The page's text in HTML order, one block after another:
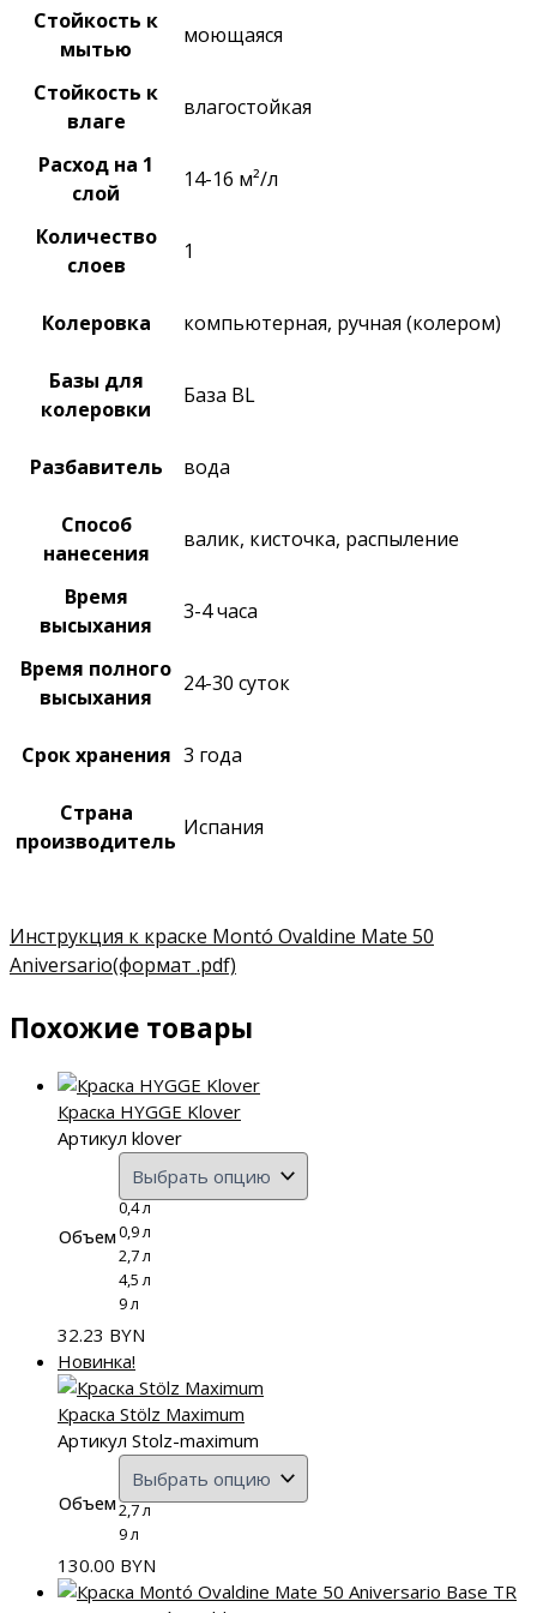
Стойкость к
мытью
моющаяся
Стойкость к
влаге
влагостойкая
Расход на 1
слой
14-16 м²/л
Количество
слоев
1
Колеровка компьютерная, ручная (колером)
Базы для
колеровки
База BL
Разбавитель вода
Способ
нанесения
валик, кисточка, распыление
Время
высыхания
3-4 часа
Время полного
высыхания
24-30 суток
Срок хранения 3 года
Страна
производитель
Испания
Инструкция к краске Montó Ovaldine Mate 50
Aniversario(формат .pdf)
Похожие товары
Краска HYGGE Klover
Артикул klover
Объем
0,4 л
0,9 л
2,7 л
4,5 л
9 л
32.23 BYN
Новинка!
Краска Stölz Maximum
Артикул Stolz-maximum
Объем2,7 л
9 л
130.00 BYN